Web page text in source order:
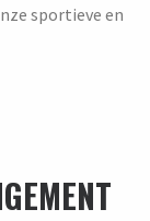
sportieve en